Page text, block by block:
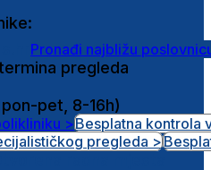
Pronađi najbližu
pregleda
pet, 8-16h)
>Besplatna kontrola
pregleda >